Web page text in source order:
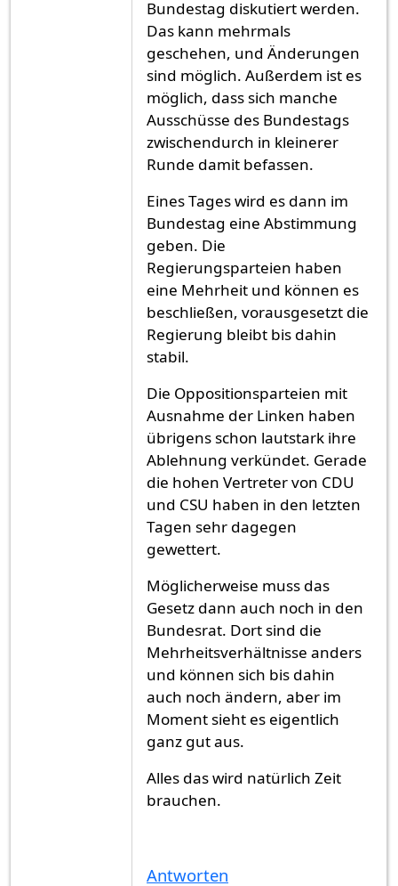
Bundestag diskutiert werden.
Das kann mehrmals
geschehen, und Änderungen
sind möglich. Außerdem ist es
möglich, dass sich manche
Ausschüsse des Bundestags
zwischendurch in kleinerer
Runde damit befassen.
Eines Tages wird es dann im
Bundestag eine Abstimmung
geben. Die
Regierungsparteien haben
eine Mehrheit und können es
beschließen, vorausgesetzt die
Regierung bleibt bis dahin
stabil.
Die Oppositionsparteien mit
Ausnahme der Linken haben
übrigens schon lautstark ihre
Ablehnung verkündet. Gerade
die hohen Vertreter von CDU
und CSU haben in den letzten
Tagen sehr dagegen
gewettert.
Möglicherweise muss das
Gesetz dann auch noch in den
Bundesrat. Dort sind die
Mehrheitsverhältnisse anders
und können sich bis dahin
auch noch ändern, aber im
Moment sieht es eigentlich
ganz gut aus.
Alles das wird natürlich Zeit
brauchen.
Antworten